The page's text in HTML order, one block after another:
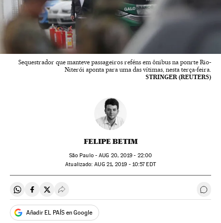
Sequestrador que manteve passageiros reféns em ônibus na ponrte Rio-
Niterói aponta para uma das vítimas, nesta terça-feira.
STRINGER (REUTERS)
FELIPE BETIM
São Paulo -AUG 20, 2019 - 22:00
atualizado: AUG21, 2019 - 10:57EDT
Compartir en Whatsapp
Compartir en Facebook
Compartir en Twitter
Desplegar Redes Sociales
Añadir EL PAÍS en Google